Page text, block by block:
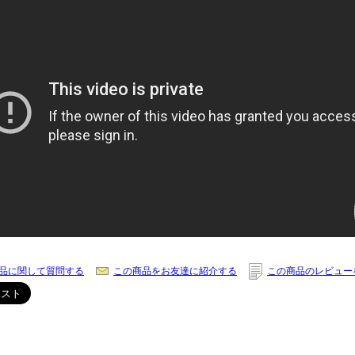
に関して質問する この商品をお友達に紹介する この商品のレビュー